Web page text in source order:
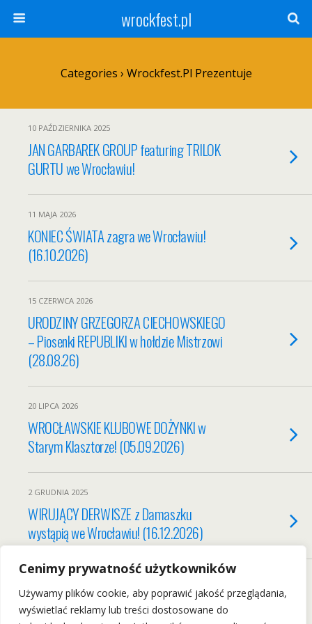
Cenimy prywatność użytkowników
Używamy plików cookie, aby poprawić jakość przeglądania,
wyświetlać reklamy lub treści dostosowane do
wrockfest.pl
Categories › Wrockfest.pl Prezentuje
10 PAŹDZIERNIKA 2025
JAN GARBAREK GROUP featuring TRILOK
GURTU we Wrocławiu!
11 MAJA 2026
KONIEC ŚWIATA zagra we Wrocławiu!
(16.10.2026)
15 CZERWCA 2026
URODZINY GRZEGORZA CIECHOWSKIEGO
– Piosenki REPUBLIKI w hołdzie Mistrzowi
(28.08.26)
20 LIPCA 2026
WROCŁAWSKIE KLUBOWE DOŻYNKI w
Starym Klasztorze! (05.09.2026)
2 GRUDNIA 2025
WIRUJĄCY DERWISZE z Damaszku
wystąpią we Wrocławiu! (16.12.2026)